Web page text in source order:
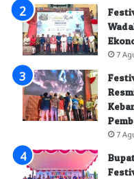
7
7